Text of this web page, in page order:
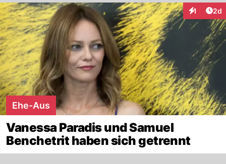
1 2d
Ehe-Aus
Vanessa Paradis und Samuel
Benchetrit haben sich getrennt